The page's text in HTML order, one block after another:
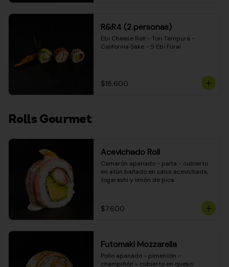
R&R4 (2 personas)
Ebi Cheese Roll - Tori Tempura -
California Sake - 5 Ebi Furai
$18.600
Rolls Gourmet
Acevichado Roll
Camarón apanado - palta - cubierto
en atún bañado en salsa acevichada,
togarashi y limón de pica
$7.600
Futomaki Mozzarella
Pollo apanado - pimentón -
champiñón - cubierto en queso